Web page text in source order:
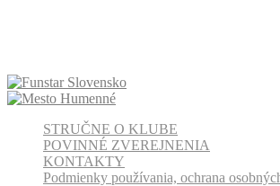
STRUČNE O KLUBE
POVINNÉ ZVEREJNENIA
KONTAKTY
Podmienky používania, ochrana